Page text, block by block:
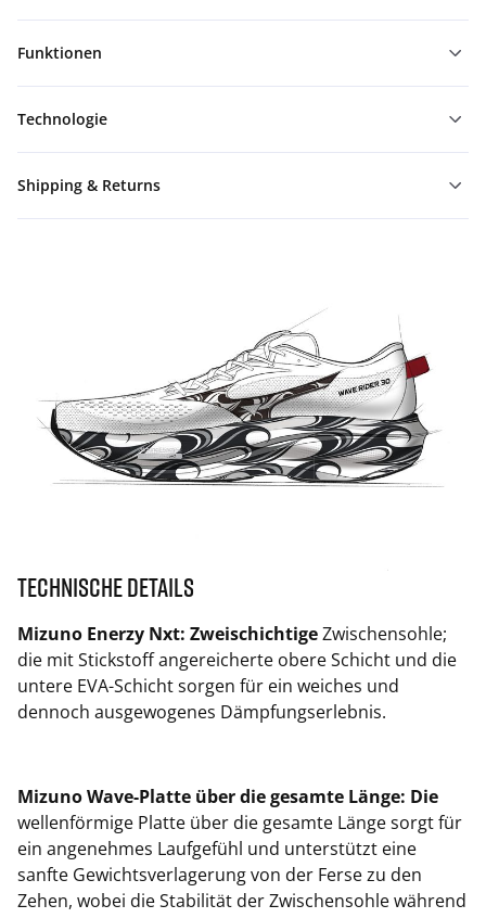
Funktionen
Technologie
Shipping & Returns
Technische Details
Mizuno Enerzy Nxt: ZweischichtigeZwischensohle;
die mit Stickstoff angereicherte obere Schicht und die
untere EVA-Schicht sorgen für ein weiches und
dennoch ausgewogenes Dämpfungserlebnis.
Mizuno Wave-Platte über die gesamte Länge: Die
wellenförmige Platte über die gesamte Länge sorgt für
ein angenehmes Laufgefühl und unterstützt eine
sanfte Gewichtsverlagerung von der Ferse zu den
Zehen, wobei die Stabilität der Zwischensohle während